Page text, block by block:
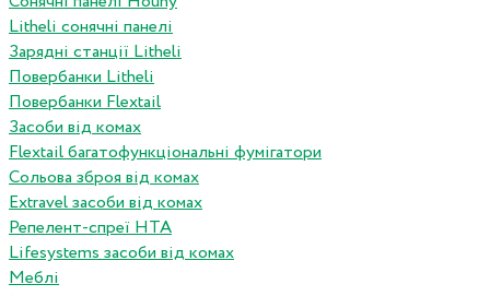
Litheli сонячні панелі
Зарядні станції Litheli
Повербанки Litheli
Повербанки Flextail
Засоби від комах
Flextail багатофункціональні фумігатори
Сольова зброя від комах
Extravel засоби від комах
Репелент-спреї HTA
Lifesystems засоби від комах
Меблі